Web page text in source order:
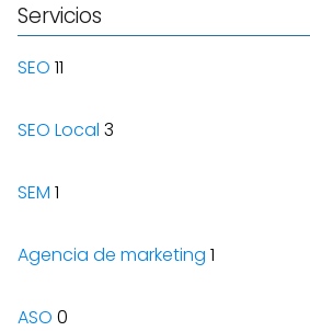
Servicios
SEO 11
SEO Local 3
SEM 1
Agencia de marketing 1
ASO 0